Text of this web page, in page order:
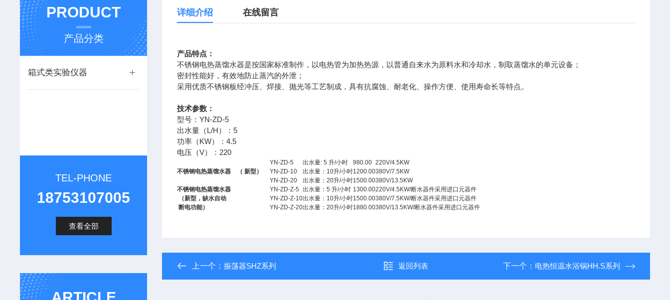
PRODUCT
产品分类
箱式类实验仪器
TEL-PHONE
18753107005
查看全部
详细介绍 在线留言
产品特点：
不锈钢电热蒸馏水器是按国家标准制作，以电热管为加热热源，以普通自来水为原料水和冷却水，制取蒸馏水的单元设备；
密封性能好，有效地防止蒸汽的外泄；
采用优质不锈钢板经冲压、焊接、抛光等工艺制成，具有抗腐蚀、耐老化、操作方便、使用寿命长等特点。
技术参数：
型号：YN-ZD-5
出水量（L/H）：5
功率（KW）：4.5
电压（V）：220
不锈钢电热蒸馏水器 （ 新型）
YN-ZD-5 出水量: 5 升/小时 980.00 220V/4.5KW
YN-ZD-10
出水量：10升/小时1200.00380V/7.5KW
YN-ZD-20
出水量：20升/小时1500.00380V/13.5KW
不锈钢电热蒸馏水器
YN-ZD-Z-5 出水量：5 升/小时 1300.00220V/4.5KW/断水器件采用进口元器件
（新型，缺水自动
YN-ZD-Z-10出水量：10升/小时1500.00380V/7.5KW/断水器件采用进口元器件
断电功能）
YN-ZD-Z-20出水量：20升/小时1880.00380V/13.5KW/断水器件采用进口元器件
上一个：振荡器SHZ系列 返回列表 下一个： 电热恒温水浴锅HH.S系列